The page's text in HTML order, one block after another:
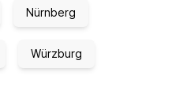
Nürnberg
Würzburg